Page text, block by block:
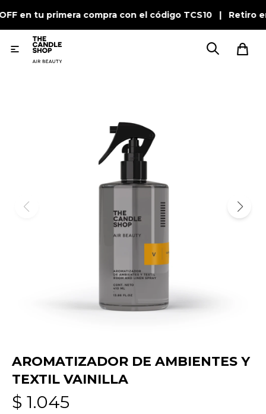
en tu primera compra con el código TCS10 | Retiro

AROMATIZADOR DE AMBIENTES Y
TEXTIL VAINILLA
$ 1.045